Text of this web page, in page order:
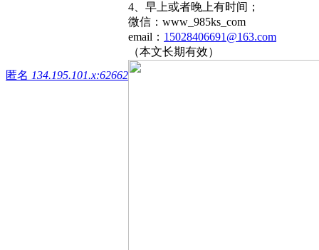
匿名 134.195.101.x:62662
4、早上或者晚上有时间；
微信：www_985ks_com
email： 15028406691@163.com
（本文长期有效）